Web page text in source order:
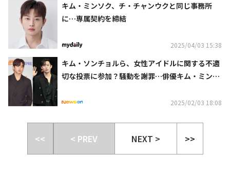
キム・ミンソク、チ・チャンウクと同じ事務所
に…専属契約を締結
2025/04/03 15:38
キム・ソンチョルら、女性アイドルに関する不適
切な投票に参加？騒動を謝罪…俳優キム・ミンソ
2025/02/03 18:08
<< < PREV NEXT > >>